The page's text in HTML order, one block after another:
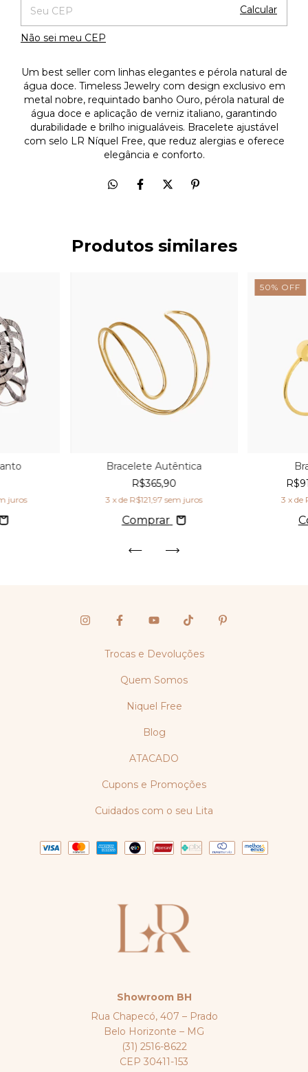
Calcular
Não sei meu CEP
Um best seller com linhas elegantes e pérola natural de
água doce. Timeless Jewelry com design exclusivo em
metal nobre, requintado banho Ouro, pérola natural de
água doce e aplicação de verniz italiano, garantindo
durabilidade e brilho inigualáveis. Bracelete ajustável
com selo LR Níquel Free, que reduz alergias e oferece
elegância e conforto.
Produtos similares
juros
Bracelete Autêntica
R$365,90
3 x de R$121,97 sem juros
Comprar
50% OFF
3 x de
Trocas e Devoluções
Quem Somos
Niquel Free
Blog
ATACADO
Cupons e Promoções
Cuidados com o seu Lita
Showroom BH
Rua Chapecó, 407 – Prado
Belo Horizonte – MG
(31) 2516-8622
CEP 30411-153